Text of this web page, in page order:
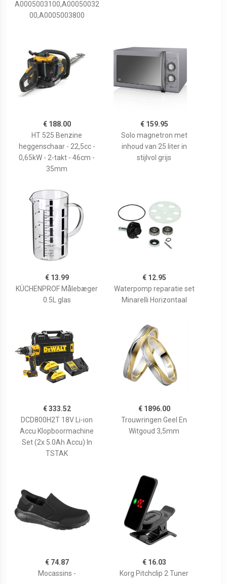
A0005003100,A00050032
00,A0005003800
€ 188.00
HT 525 Benzine
heggenschaar - 22,5cc -
0,65kW - 2-takt - 46cm -
35mm
€ 159.95
Solo magnetron met
inhoud van 25 liter in
stijlvol grijs
€ 13.99
KÜCHENPROF Målebæger
0.5L glas
€ 12.95
Waterpomp reparatie set
Minarelli Horizontaal
€ 333.52
DCD800H2T 18V Li-ion
Accu Klopboormachine
Set (2x 5.0Ah Accu) In
TSTAK
€ 1896.00
Trouwringen Geel En
Witgoud 3,5mm
€ 74.87
Mocassins -
€ 16.03
Korg Pitchclip 2 Tuner